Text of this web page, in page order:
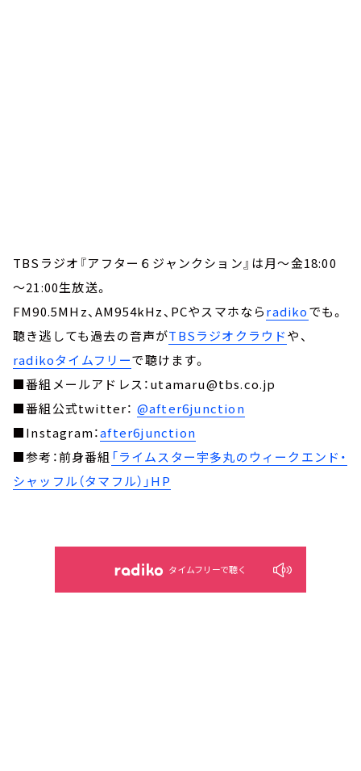
TBSラジオ『アフター６ジャンクション』は月～金18:00
～21:00生放送。
FM90.5MHz、AM954kHz、PCやスマホならradikoでも。
聴き逃しても過去の音声がTBSラジオクラウドや、
radikoタイムフリーで聴けます。
■番組メールアドレス：utamaru@tbs.co.jp
■番組公式twitter： @after6junction
■Instagram：after6junction
■参考：前身番組 「ライムスター宇多丸のウィークエンド・
シャッフル（タマフル）」HP
タイムフリーで聴く